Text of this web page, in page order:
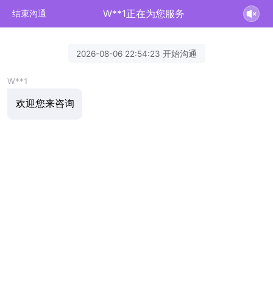
结束沟通 W**1正在为您服务
2026-08-06 22:54:23 开始沟通
W**1
欢迎您来咨询